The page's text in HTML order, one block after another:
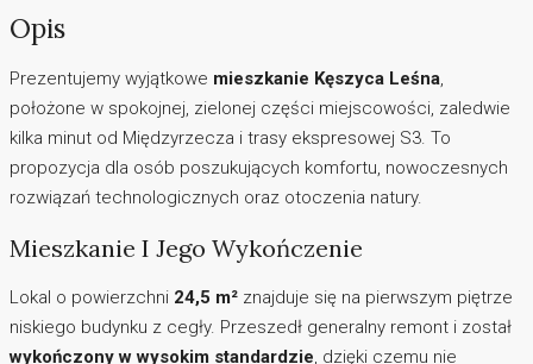
Opis
Prezentujemy wyjątkowe mieszkanie Kęszyca Leśna,
położone w spokojnej, zielonej części miejscowości, zaledwie
kilka minut od Międzyrzecza i trasy ekspresowej S3. To
propozycja dla osób poszukujących komfortu, nowoczesnych
rozwiązań technologicznych oraz otoczenia natury.
Mieszkanie I Jego Wykończenie
Lokal o powierzchni 24,5 m² znajduje się na pierwszym piętrze
niskiego budynku z cegły. Przeszedł generalny remont i został
wykończony w wysokim standardzie , dzięki czemu nie